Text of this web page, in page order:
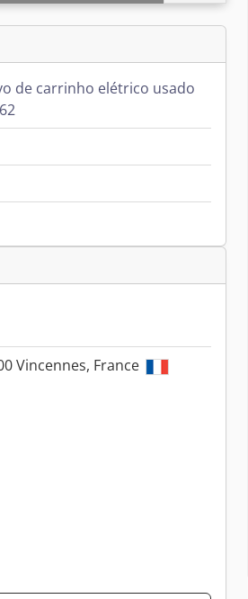
de carrinho elétrico usado
Vincennes, France